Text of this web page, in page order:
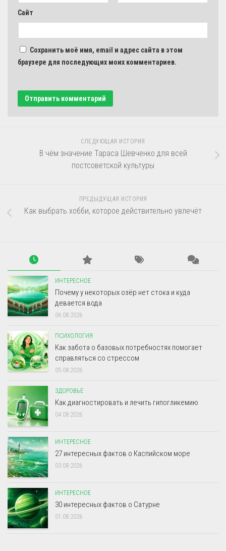
Сайт
Сохранить моё имя, email и адрес сайта в этом
браузере для последующих моих комментариев.
СЛЕДУЮЩАЯ ИСТОРИЯ
В чём значение Тараса Шевченко для всей
постсоветской культуры
ПРЕДЫДУЩАЯ ИСТОРИЯ
Как выбрать хобби, которое действительно увлечёт
ИНТЕРЕСНОЕ
Почему у некоторых озёр нет стока и куда
девается вода
06.08.2026
ПСИХОЛОГИЯ
Как забота о базовых потребностях помогает
справляться со стрессом
05.08.2026
ЗДОРОВЬЕ
Как диагностировать и лечить гипогликемию
04.08.2026
ИНТЕРЕСНОЕ
27 интересных фактов о Каспийском море
03.08.2026
ИНТЕРЕСНОЕ
30 интересных фактов о Сатурне
01.08.2026